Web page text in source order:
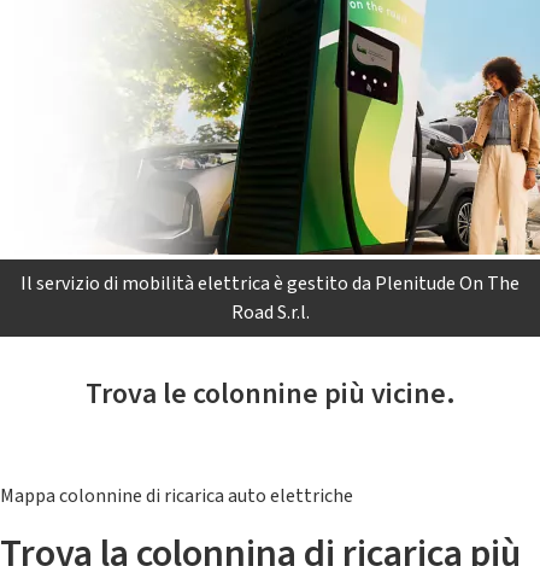
Il servizio di mobilità elettrica è gestito da Plenitude On The
Road S.r.l.
Trova le colonnine più vicine.
Mappa colonnine di ricarica auto elettriche
Trova la colonnina di ricarica più